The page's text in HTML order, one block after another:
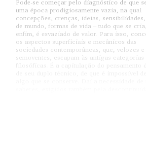
Pode-se começar pelo diagnóstico de que
uma época prodigiosamente vazia, na qual
concepções, crenças, ideias,
de mundo, formas de vida – tudo que se cria,
enfim, é esvaziado de valor. Para isso,
os aspectos superficiais e mecânicos das
sociedades contemporâneas, que, velozes e
semoventes, escapam às antigas categorias
filosóficas. É a capitulação do pensamento